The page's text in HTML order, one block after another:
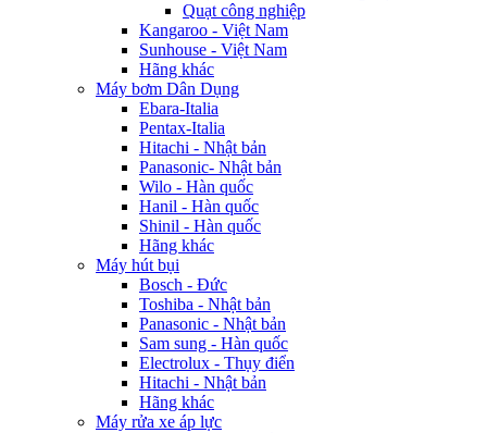
Quạt công nghiệp
Kangaroo - Việt Nam
Sunhouse - Việt Nam
Hãng khác
Máy bơm Dân Dụng
Ebara-Italia
Pentax-Italia
Hitachi - Nhật bản
Panasonic- Nhật bản
Wilo - Hàn quốc
Hanil - Hàn quốc
Shinil - Hàn quốc
Hãng khác
Máy hút bụi
Bosch - Đức
Toshiba - Nhật bản
Panasonic - Nhật bản
Sam sung - Hàn quốc
Electrolux - Thụy điển
Hitachi - Nhật bản
Hãng khác
Máy rửa xe áp lực